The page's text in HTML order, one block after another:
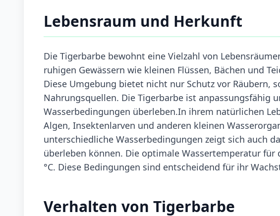
Lebensraum und Herkunft
Die Tigerbarbe bewohnt eine Vielzahl von
ruhigen Gewässern wie kleinen Flüssen, Bächen und
Diese Umgebung bietet nicht nur Schutz vor Räubern,
Nahrungsquellen. Die Tigerbarbe ist anpassungsfähig
Wasserbedingungen überleben.In ihrem natürlichen
Algen, Insektenlarven und anderen kleinen
unterschiedliche Wasserbedingungen zeigt sich auch
überleben können. Die optimale Wassertemperatur für
°C. Diese Bedingungen sind entscheidend für ihr
Verhalten von Tigerbarbe